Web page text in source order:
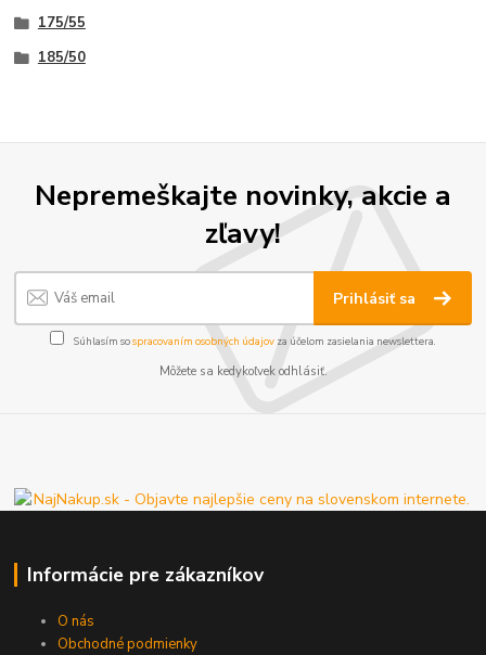
175/55
185/50
Nepremeškajte novinky, akcie a
zľavy!
Prihlásiť sa
Súhlasím sospracovaním osobných údajov za účelom zasielania newslettera.
Môžete sa kedykoľvek odhlásiť.
Informácie pre zákazníkov
O nás
Obchodné podmienky